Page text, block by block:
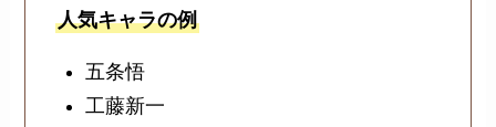
人気キャラの例
五条悟
工藤新一